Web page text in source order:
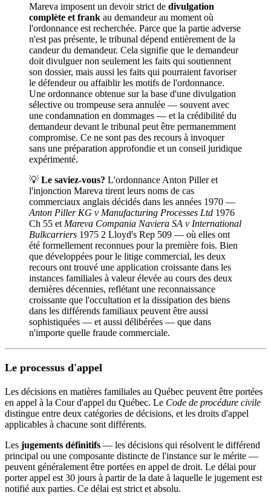
Mareva imposent un devoir strict de divulgation
complète et frank au demandeur au moment où
l'ordonnance est recherchée. Parce que la partie adverse
n'est pas présente, le tribunal dépend entièrement de la
candeur du demandeur. Cela signifie que le demandeur
doit divulguer non seulement les faits qui soutiennent
son dossier, mais aussi les faits qui pourraient favoriser
le défendeur ou affaiblir les motifs de l'ordonnance.
Une ordonnance obtenue sur la base d'une divulgation
sélective ou trompeuse sera annulée — souvent avec
une condamnation en dommages — et la crédibilité du
demandeur devant le tribunal peut être permanemment
compromise. Ce ne sont pas des recours à invoquer
sans une préparation approfondie et un conseil juridique
expérimenté.
💡 Le saviez-vous? L'ordonnance Anton Piller et
l'injonction Mareva tirent leurs noms de cas
commerciaux anglais décidés dans les années 1970 —
Anton Piller KG v Manufacturing Processes Ltd 1976
Ch 55 et Mareva Compania Naviera SA v International
Bulkcarriers 1975 2 Lloyd's Rep 509 — où elles ont
été formellement reconnues pour la première fois. Bien
que développées pour le litige commercial, les deux
recours ont trouvé une application croissante dans les
instances familiales à valeur élevée au cours des deux
dernières décennies, reflétant une reconnaissance
croissante que l'occultation et la dissipation des biens
dans les différends familiaux peuvent être aussi
sophistiquées — et aussi délibérées — que dans
n'importe quelle fraude commerciale.
Le processus d'appel
Les décisions en matières familiales au Québec peuvent être portées
en appel à la Cour d'appel du Québec. Le Code de procédure civile
distingue entre deux catégories de décisions, et les droits d'appel
applicables à chacune sont différents.
Les jugements définitifs — les décisions qui résolvent le différend
principal ou une composante distincte de l'instance sur le mérite —
peuvent généralement être portées en appel de droit. Le délai pour
porter appel est 30 jours à partir de la date à laquelle le jugement est
notifié aux parties. Ce délai est strict et absolu.